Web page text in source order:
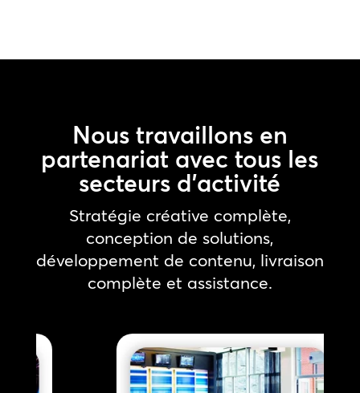
Nous travaillons en
partenariat avec tous les
secteurs d’activité
Stratégie créative complète,
conception de solutions,
développement de contenu, livraison
complète et assistance.